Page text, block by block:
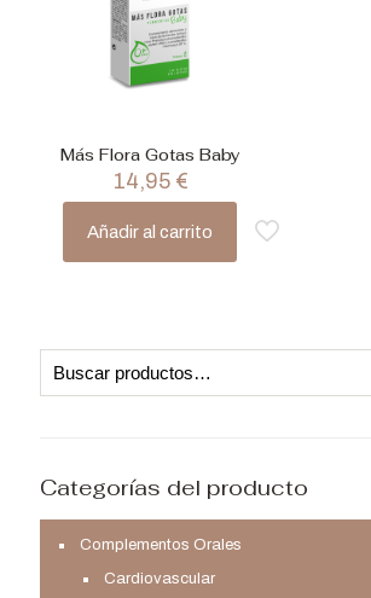
Más Flora Gotas Baby
14,95 €
Añadir al carrito
Categorías del producto
Complementos Orales
Cardiovascular